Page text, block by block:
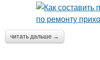
читать дальше →